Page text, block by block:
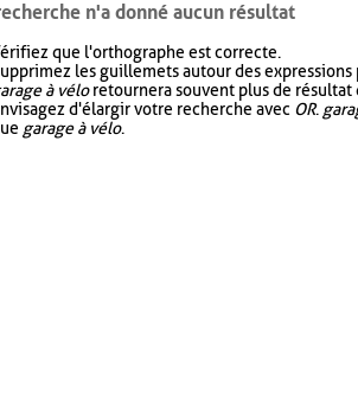
n'a donné aucun résultat
que l'orthographe est correcte.
les guillemets autour des
à véloretournera souvent plus de résultat
d'élargir votre recherche avec OR.
garage à vélo.